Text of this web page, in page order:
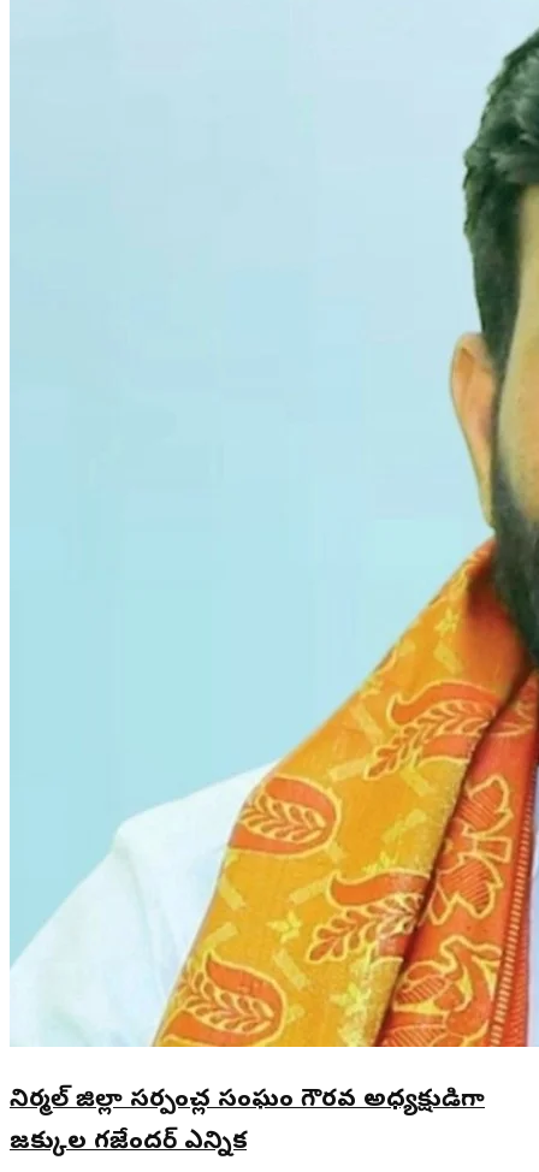
నిర్మల్ జిల్లా సర్పంచ్ల సంఘం గౌరవ అధ్యక్షుడిగా
జక్కుల గజేందర్ ఎన్నిక